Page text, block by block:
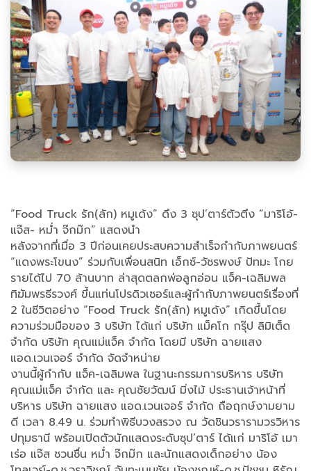
“Food Truck รัก(ลัก) หมูเด้ง” ดึง 3 ซุป’ตาร์ตัวตึง “มาริโอ้-
แจ๊ส- หม่ำ จ๊กม๊ก” แสดงนำ
หลังจากที่เมื่อ 3 ปีก่อนเคยประสบความสำเร็จกำกับภาพยนตร์
“แดงพระโขนง” ร่วมกับเพื่อนสนิท เอ็กซ์-วัชรพงษ์ ปัทมะ โกย
รายได้ไป 70 ล้านบาท ล่าสุดตลกพ่อลูกอ่อน แจ็ค-เฉลิมพล
ทิฆัมพรธีรวงศ์ ขึ้นแท่นโปรดิวเซอร์และผู้กำกับภาพยนตร์เรื่องที่
2 ในชีวิตอย่าง “Food Truck รัก(ลัก) หมูเด้ง” เกิดขึ้นโดย
ความร่วมมือของ 3 บริษัท ได้แก่ บริษัท แม็คโก กรุ๊ป ลิมิเต็ด
จำกัด บริษัท คุณแม่แจ็ค จำกัด โดยมี บริษัท ฉายแสง
แอด.เวนเจอร์ จำกัด จัดจำหน่าย
งานนี้ผู้กำกับ แจ็ค-เฉลิมพล ในฐานะกรรมการบริหาร บริษัท
คุณแม่แจ็ค จำกัด และ คุณชัยวัฒน์ มิ่งไม้ ประธานเจ้าหน้าที่
บริหาร บริษัท ฉายแสง แอด.เวนเจอร์ จำกัด ถือฤกษ์งามยาม
ดี เวลา 8.49 น. ร่วมทำพิธีบวงสรวง ณ วัดชินวรารามวรวิหาร
ปทุมธานี พร้อมเปิดตัวนักแสดงระดับซุป’ตาร์ ได้แก่ มาริโอ้ เมา
เร่อ แจ๊ส ชวนชื่น หม่ำ จ๊กม๊ก และนักแสดงเด็กอย่าง น้อง